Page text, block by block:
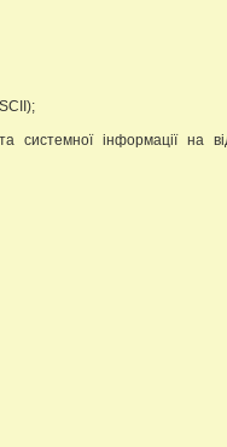
системної інформації на